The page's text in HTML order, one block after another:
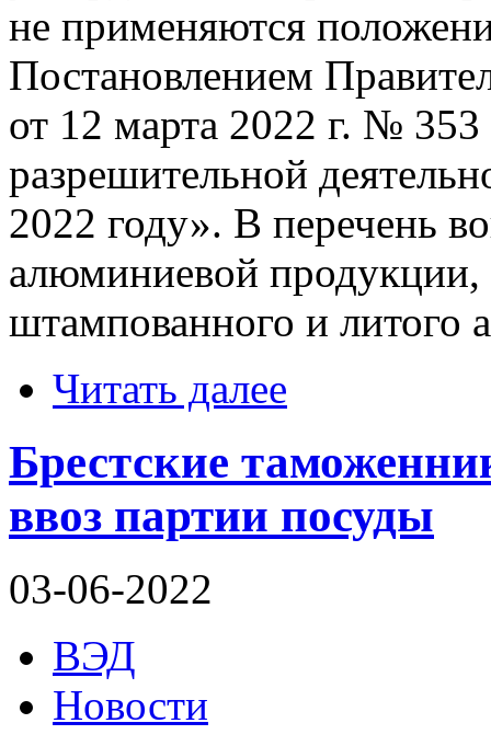
не применяются
Постановлением
от 12 марта 2022 г. №
разрешительной
2022 году». В перечень
алюминиевой продукции,
штампованного и литого
Читать далее
Брестские
ввоз партии посуды
03-06-2022
ВЭД
Новости